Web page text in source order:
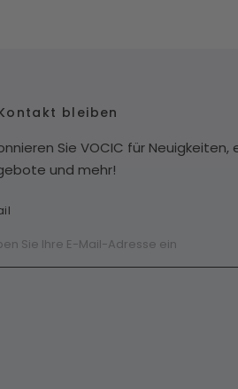
bleiben
Sie VOCIC für Neuigkeiten,
und mehr!